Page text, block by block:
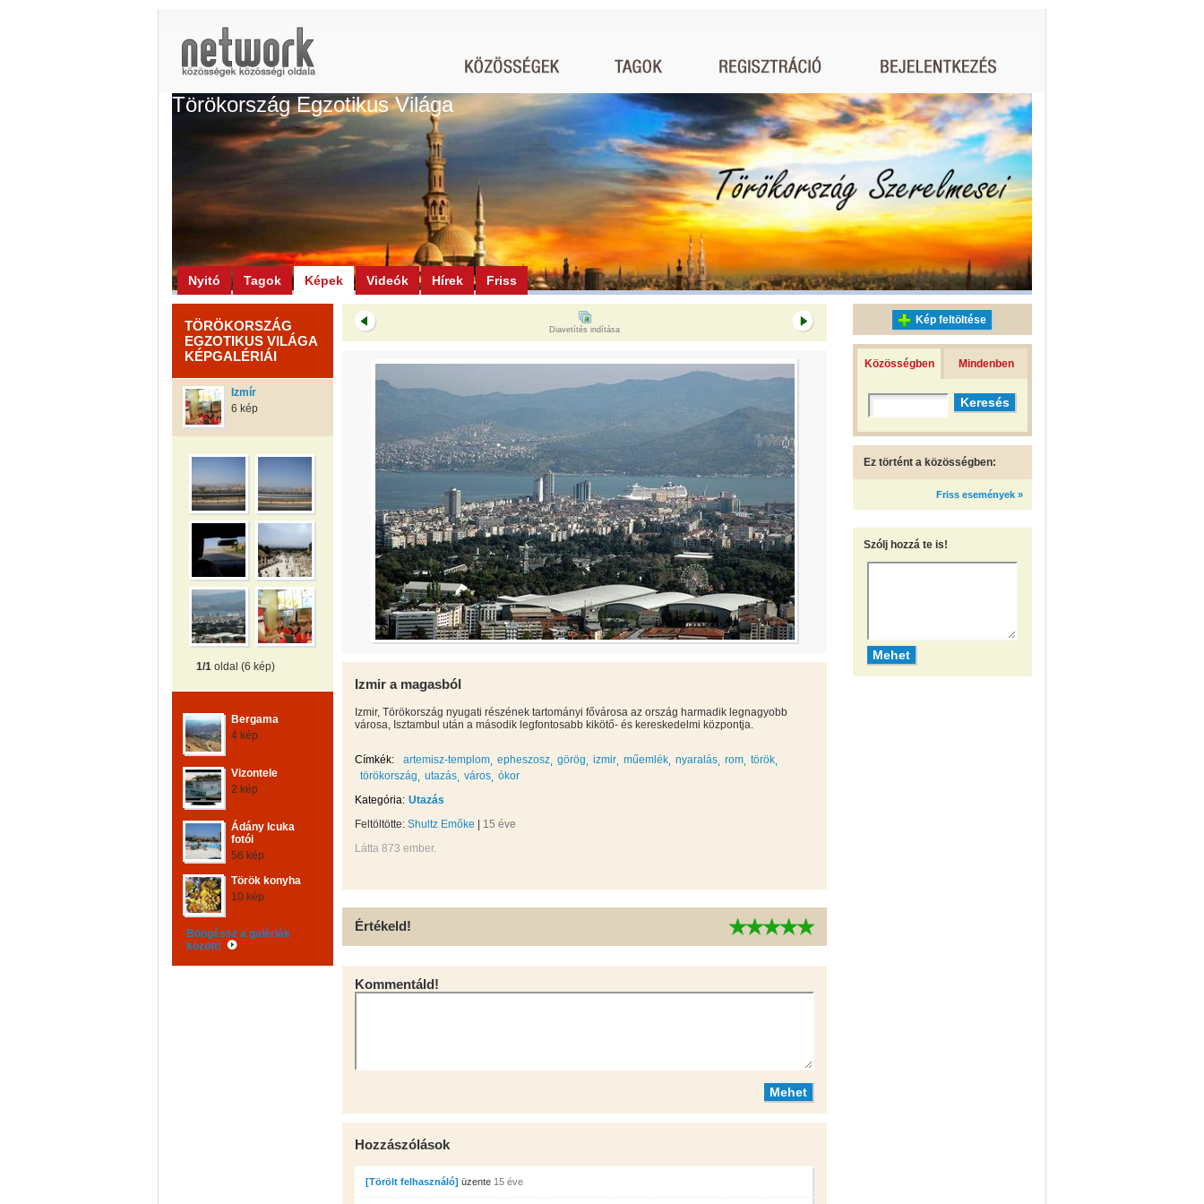
Törökország Egzotikus Világa
Nyitó Tagok Képek Videók Hírek Friss
TÖRÖKORSZÁG
EGZOTIKUS VILÁGA
KÉPGALÉRIÁI
Izmír
6 kép
1/1 oldal (6 kép)
Bergama
4 kép
Vizontele
2 kép
Ádány Icuka
fotói
56 kép
Török konyha
10 kép
Böngéssz a galériák
között!
Diavetítés indítása
Izmir a magasból
Izmir, Törökország nyugati részének tartományi fővárosa az ország harmadik legnagyobb
városa, Isztambul után a második legfontosabb kikötő- és kereskedelmi központja.
Címkék: artemisz-templom epheszosz görög izmir műemlék nyaralás rom török
törökország
utazás város ókor
Kategória: Utazás
Feltöltötte: Shultz Emőke
15 éve
Látta 873 ember.
Értékeld!
Kommentáld!
Hozzászólások
[Törölt felhasználó] üzente 15 éve
Kép feltöltése
Közösségben Mindenben
Ez történt a közösségben:
Friss események »
Szólj hozzá te is!